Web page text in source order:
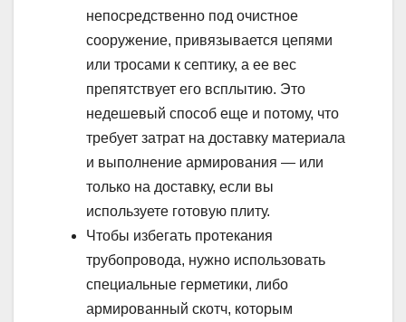
непосредственно под очистное
сооружение, привязывается цепями
или тросами к септику, а ее вес
препятствует его всплытию. Это
недешевый способ еще и потому, что
требует затрат на доставку материала
и выполнение армирования — или
только на доставку, если вы
используете готовую плиту.
Чтобы избегать протекания
трубопровода, нужно использовать
специальные герметики, либо
армированный скотч, которым